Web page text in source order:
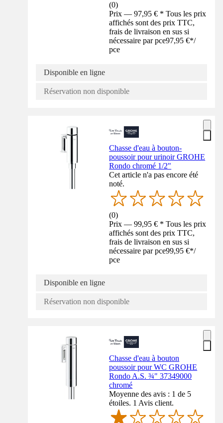
(0)
Prix — 97,95 € * Tous les prix
affichés sont des prix TTC,
frais de livraison en sus si
nécessaire par pce97,95 €*/
pce
Disponible en ligne
Réservation non disponible
Chasse d'eau à bouton-
poussoir pour urinoir GROHE
Rondo chromé 1/2"
Cet article n'a pas encore été
noté.
(0)
Prix — 99,95 € * Tous les prix
affichés sont des prix TTC,
frais de livraison en sus si
nécessaire par pce99,95 €*/
pce
Disponible en ligne
Réservation non disponible
Chasse d'eau à bouton
poussoir pour WC GROHE
Rondo A.S. ¾" 37349000
chromé
Moyenne des avis : 1 de 5
étoiles. 1 Avis client.